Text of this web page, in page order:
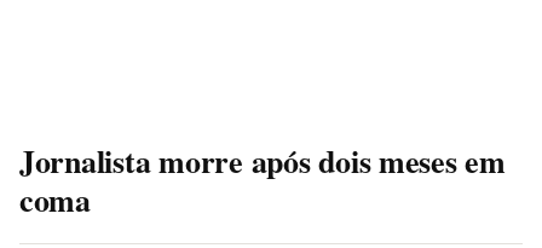
Jornalista morre após dois meses em
coma